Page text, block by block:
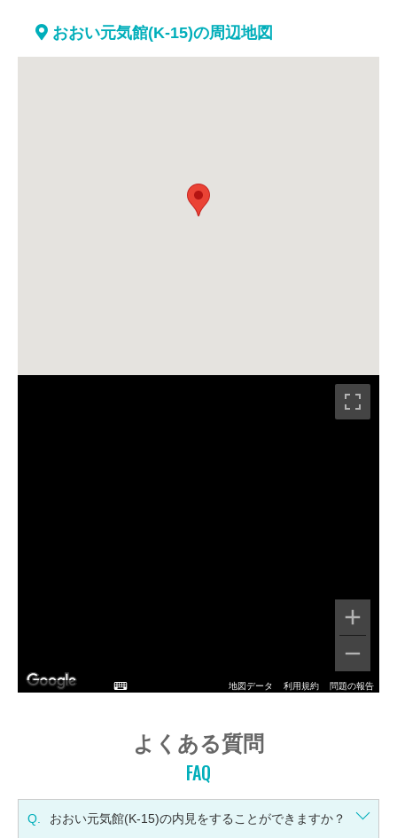
おおい元気館(K-15)の周辺地図
地図データ 利用規約 問題の報告
よくある質問
FAQ
Q. おおい元気館(K-15)の内見をすることができますか？